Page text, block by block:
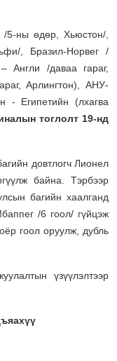
/5-ны өдөр, Хьюстон/,
, Бразил-Норвег /
Англи /даваа гараг,
Арлингтон), АНУ-
- Египетийн (лхагва
тоглолт 19-нд
довтлогч Лионел
байна. Тэрбээр
багийн хаалганд
/6 гоол/ гүйцэж
гоол оруулж, дубль
үзүүлэлтээр